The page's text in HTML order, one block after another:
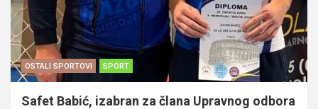
OSTALI SPORTOVI SPORT
Safet Babić, izabran za člana Upravnog odbora